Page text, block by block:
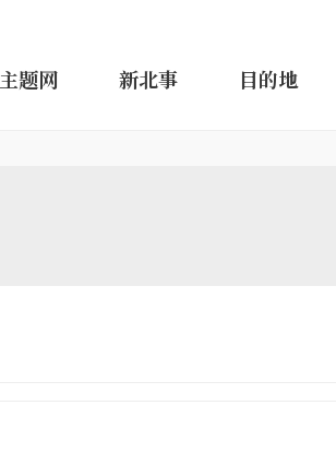
主题网 新北事 目的地